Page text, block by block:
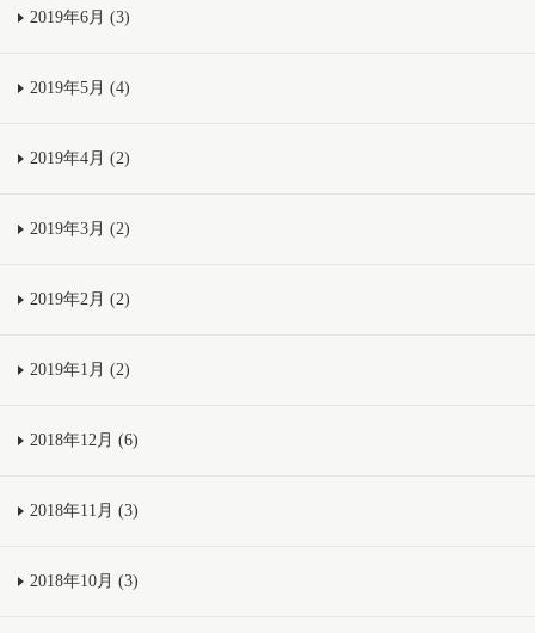
2019年6月 (3)
2019年5月 (4)
2019年4月 (2)
2019年3月 (2)
2019年2月 (2)
2019年1月 (2)
2018年12月 (6)
2018年11月 (3)
2018年10月 (3)